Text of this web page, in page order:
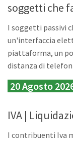
soggetti che
I soggetti passivi
un'interfaccia
piattaforma, un
distanza di
20 Agosto
IVA |
I contribuenti Iva